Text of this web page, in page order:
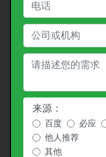
来源：
百度 必应
他人推荐
其他